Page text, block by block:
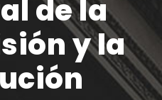
de la
y la